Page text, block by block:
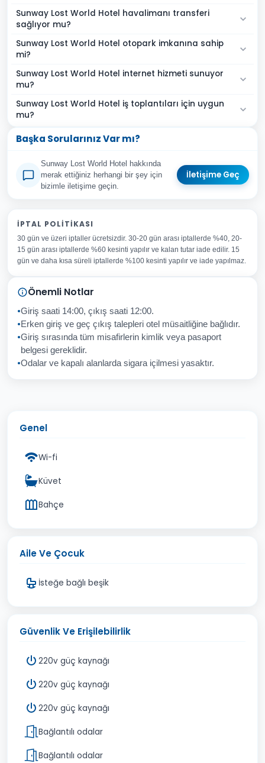
Sunway Lost World Hotel havalimanı transferi
sağlıyor mu?
Sunway Lost World Hotel otopark imkanına sahip
mi?
Sunway Lost World Hotel internet hizmeti sunuyor
mu?
Sunway Lost World Hotel iş toplantıları için uygun
mu?
Başka Sorularınız Var mı?
Sunway Lost World Hotel hakkında
merak ettiğiniz herhangi bir şey için
bizimle iletişime geçin.
İletişime Geç
Adınız Soyadınız
E-posta Adresiniz
Konu
Sorunuz
İptal Gönder
İPTAL POLITIKASI
30 gün ve üzeri iptaller ücretsizdir. 30-20 gün arası iptallerde %40, 20-
15 gün arası iptallerde %60 kesinti yapılır ve kalan tutar iade edilir. 15
gün ve daha kısa süreli iptallerde %100 kesinti yapılır ve iade yapılmaz.
Önemli Notlar
Giriş saati 14:00, çıkış saati 12:00.
Erken giriş ve geç çıkış talepleri otel müsaitliğine bağlıdır.
Giriş sırasında tüm misafirlerin kimlik veya pasaport
belgesi gereklidir.
Odalar ve kapalı alanlarda sigara içilmesi yasaktır.
Genel
Wi-fi
Küvet
Bahçe
Aile Ve Çocuk
İsteğe bağlı beşik
Güvenlik Ve Erişilebilirlik
220v güç kaynağı
220v güç kaynağı
220v güç kaynağı
Bağlantılı odalar
Bağlantılı odalar